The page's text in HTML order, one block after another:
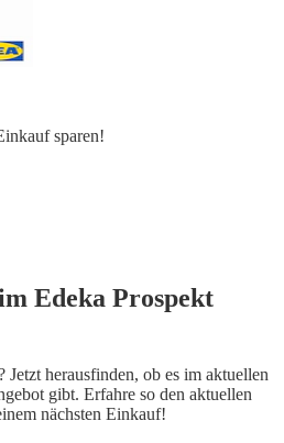
sparen!
Edeka Prospekt
Jetzt herausfinden, ob es im aktuellen
gibt. Erfahre so den aktuellen
nächsten Einkauf!